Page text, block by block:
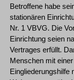
Betroffene habe
stationären
Nr. 1 VBVG. Die
Einrichtung seien
Vertrages erfüllt.
Menschen mit
Eingliederungshilfe